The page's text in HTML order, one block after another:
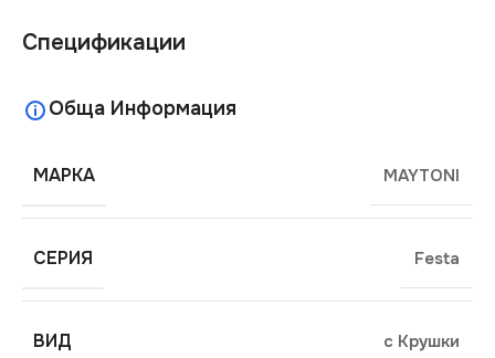
Спецификации
Обща Информация
МАРКА MAYTONI
СЕРИЯ Festa
ВИД с Крушки